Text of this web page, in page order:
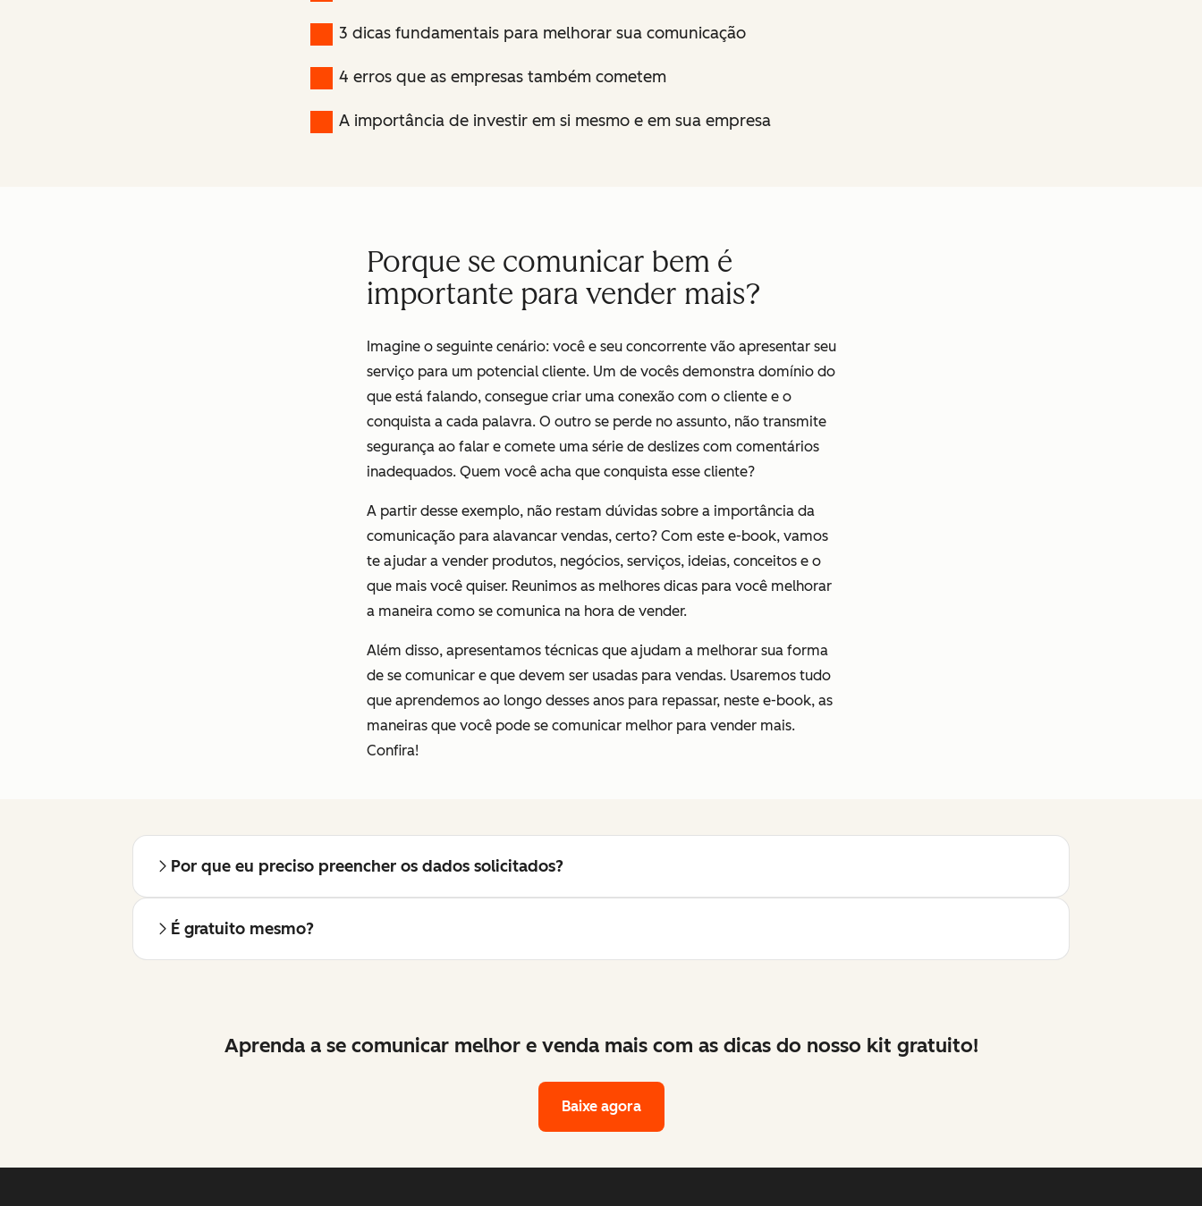
3 dicas fundamentais para melhorar sua comunicação
4 erros que as empresas também cometem
A importância de investir em si mesmo e em sua empresa
Porque se comunicar bem é
importante para vender mais?
Imagine o seguinte cenário: você e seu concorrente vão apresentar seu
serviço para um potencial cliente. Um de vocês demonstra domínio do
que está falando, consegue criar uma conexão com o cliente e o
conquista a cada palavra.O outro se perde no assunto, não transmite
segurança ao falar e comete uma série de deslizes com comentários
inadequados. Quem você acha que conquista esse cliente?
A partir desse exemplo, não restam dúvidas sobre a importância da
comunicação para alavancar vendas, certo? Com este e-book, vamos
te ajudar a vender produtos, negócios, serviços, ideias, conceitos e o
que mais você quiser. Reunimos as melhores dicas para você melhorar
a maneira como se comunica na hora de vender.
Além disso, apresentamos técnicas que ajudam a melhorar sua forma
de se comunicar e que devem ser usadas para vendas. Usaremos tudo
que aprendemos ao longo desses anos para repassar, neste e-book, as
maneiras que você pode se comunicar melhor para vender mais.
Confira!
Por que eu preciso preencher os dados solicitados?
É gratuito mesmo?
Aprenda a se comunicar melhor e venda mais com as dicas do nosso kit gratuito!
Baixe agora